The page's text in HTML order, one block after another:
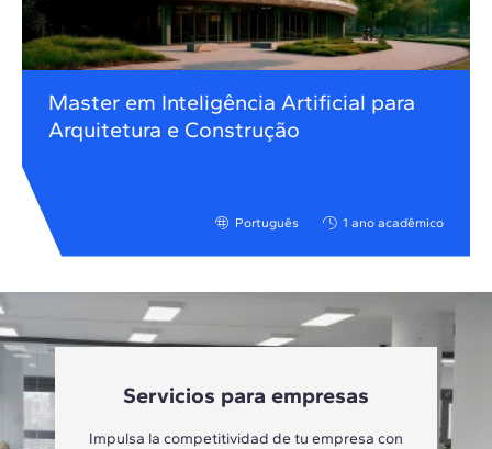
Master em Inteligência Artificial para
Arquitetura e Construção
Português 1 ano acadêmico
Servicios para empresas
Impulsa la competitividad de tu empresa con